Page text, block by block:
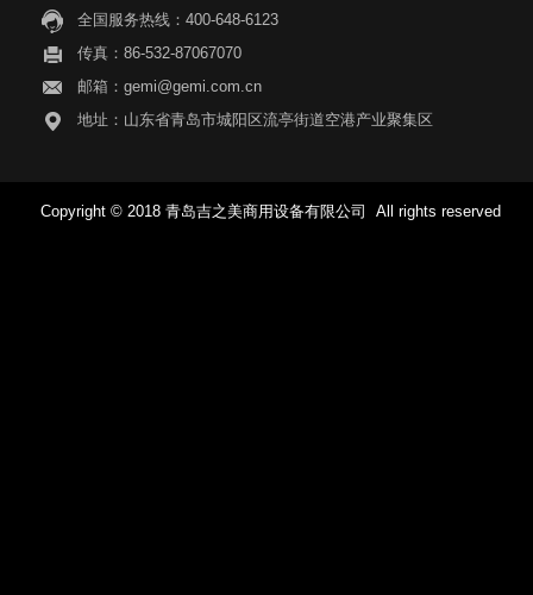
全国服务热线：400-648-6123
传真：86-532-87067070
邮箱：gemi@gemi.com.cn
地址：山东省青岛市城阳区流亭街道空港产业聚集区
Copyright © 2018 青岛吉之美商用设备有限公司 All rights reserved